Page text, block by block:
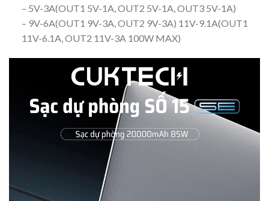
– 5V-3A(OUT1 5V-1A, OUT2 5V-1A, OUT3 5V-1A)
– 9V-6A(OUT1 9V-3A, OUT2 9V-3A) 11V-9.1A(OUT1
11V-6.1A, OUT2 11V-3A 100W MAX)